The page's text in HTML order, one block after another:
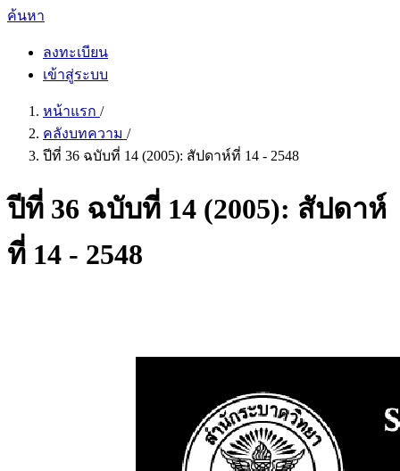
ค้นหา
ลงทะเบียน
เข้าสู่ระบบ
หน้าแรก /
คลังบทความ /
ปีที่ 36 ฉบับที่ 14 (2005): สัปดาห์ที่ 14 - 2548
ปีที่ 36 ฉบับที่ 14 (2005): สัปดาห์
ที่ 14 - 2548